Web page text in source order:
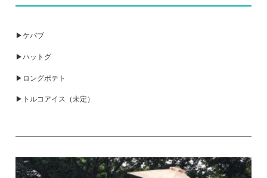
▶ケバブ
▶ハットグ
▶ロングポテト
▶トルコアイス（未定）